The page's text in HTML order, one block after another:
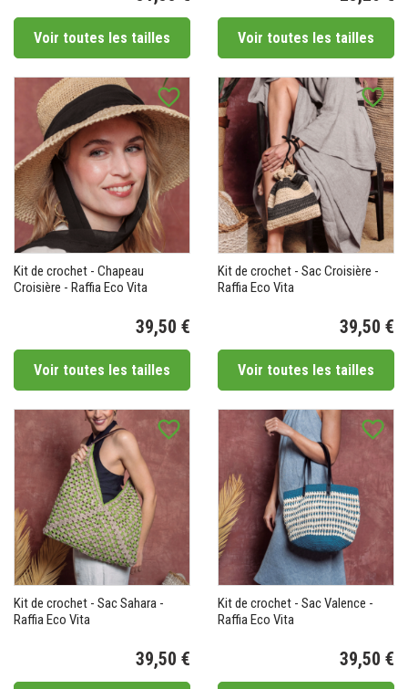
Voir toutes les tailles Voir toutes les tailles
favorite_border
Kit de crochet - Chapeau
Croisière - Raffia Eco Vita
39,50 €
Voir toutes les tailles
favorite_border
Kit de crochet - Sac Croisière -
Raffia Eco Vita
39,50 €
Voir toutes les tailles
favorite_border
Kit de crochet - Sac Sahara -
Raffia Eco Vita
39,50 €
favorite_border
Kit de crochet - Sac Valence -
Raffia Eco Vita
39,50 €